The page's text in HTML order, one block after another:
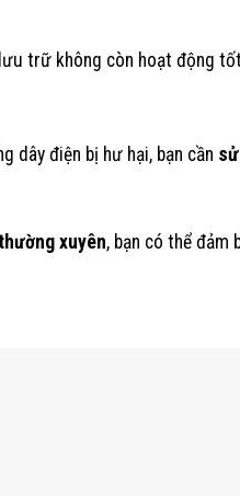
trữ không còn hoạt động
dây điện bị hư hại, bạn cần
xuyên, bạn có thể đảm